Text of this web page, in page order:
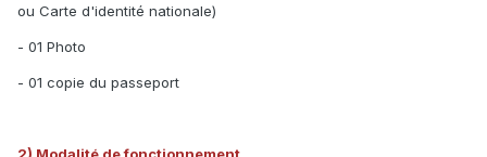
ou Carte d'identité nationale)
- 01 Photo
- 01 copie du passeport